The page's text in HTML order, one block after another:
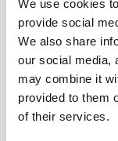
We use cookies
provide social
We also share
our social media,
may combine it
provided to them
of their services.
Idéal pour vos
campagne, ce
choix parfait
en conservant
mauvais temps.
Fiche